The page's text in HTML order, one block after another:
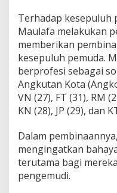
Terhadap kesepuluh
Maulafa melakukan
memberikan
kesepuluh pemuda.
berprofesi sebagai
Angkutan Kota
VN (27), FT (31), RM
KN (28), JP (29), dan
Dalam pembinaannya,
mengingatkan
terutama bagi
pengemudi.